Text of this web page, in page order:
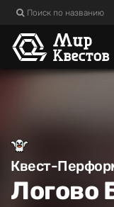
Поиск по названию
Квест-
Логово